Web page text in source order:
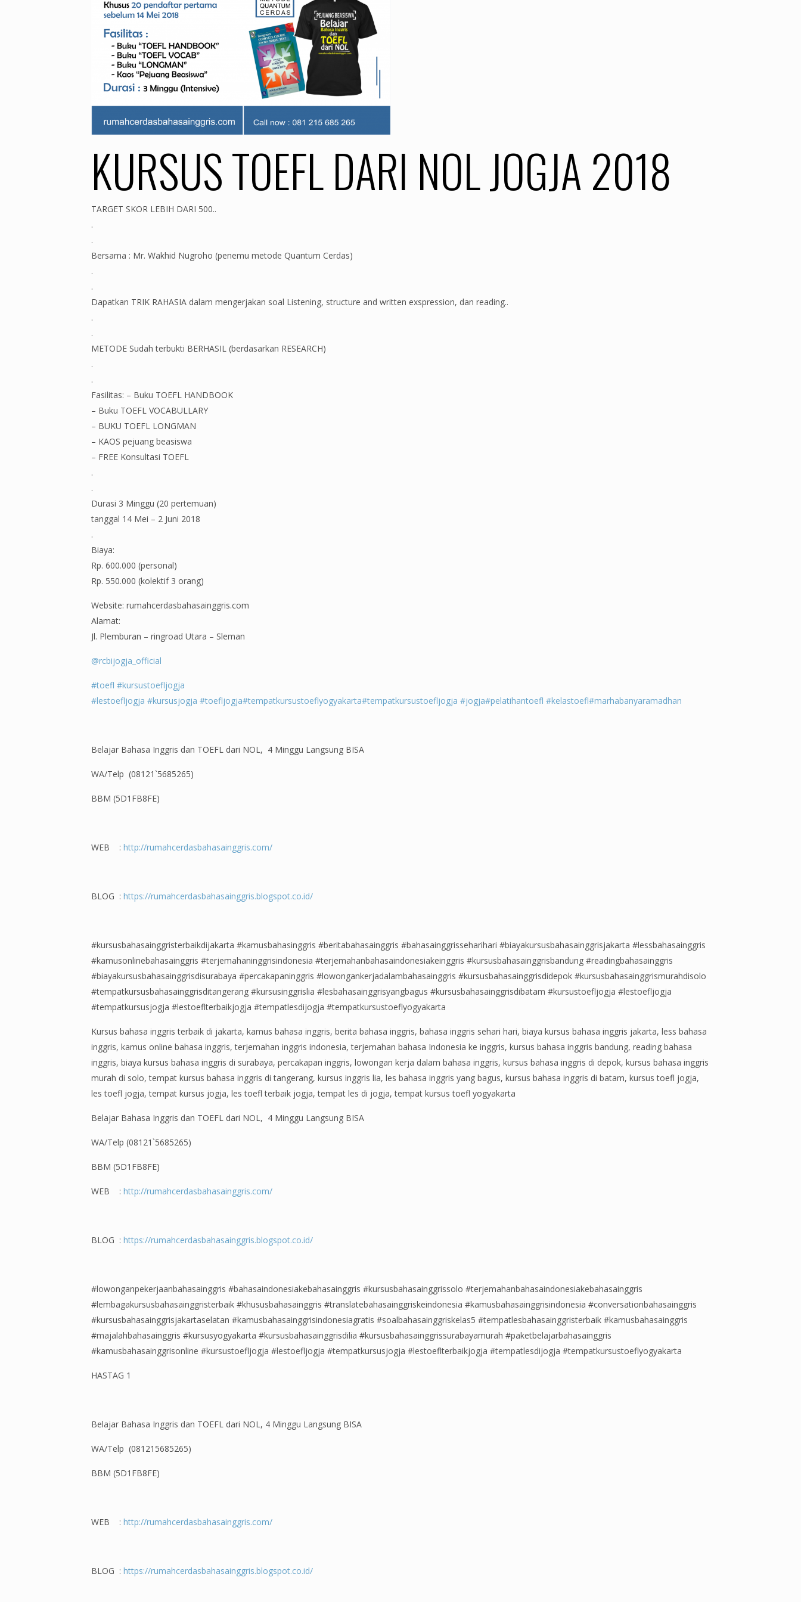
KURSUS TOEFL DARI NOL JOGJA 2018
TARGET SKOR LEBIH DARI 500..
.
.
Bersama : Mr. Wakhid Nugroho (penemu metode Quantum Cerdas)
.
.
Dapatkan TRIK RAHASIA dalam mengerjakan soal Listening, structure and written exspression, dan reading..
.
.
METODE Sudah terbukti BERHASIL (berdasarkan RESEARCH)
.
.
Fasilitas: – Buku TOEFL HANDBOOK
– Buku TOEFL VOCABULLARY
– BUKU TOEFL LONGMAN
– KAOS pejuang beasiswa
– FREE Konsultasi TOEFL
.
.
Durasi 3 Minggu (20 pertemuan)
tanggal 14 Mei – 2 Juni 2018
.
Biaya:
Rp. 600.000 (personal)
Rp. 550.000 (kolektif 3 orang)
Website: rumahcerdasbahasainggris.com
Alamat:
Jl. Plemburan – ringroad Utara – Sleman
@rcbijogja_official
#toefl #kursustoefljogja
#lestoefljogja #kursusjogja #toefljogja#tempatkursustoeflyogyakarta#tempatkursustoefljogja #jogja#pelatihantoefl #kelastoefl#marhabanyaramadhan
Belajar Bahasa Inggris dan TOEFL dari NOL, 4 Minggu Langsung BISA
WA/Telp (08121`5685265)
BBM (5D1FB8FE)
WEB : http://rumahcerdasbahasainggris.com/
BLOG : https://rumahcerdasbahasainggris.blogspot.co.id/
#kursusbahasainggristerbaikdijakarta #kamusbahasinggris #beritabahasainggris #bahasainggrisseharihari #biayakursusbahasainggrisjakarta #lessbahasainggris
#kamusonlinebahasainggris #terjemahaninggrisindonesia #terjemahanbahasaindonesiakeinggris #kursusbahasainggrisbandung #readingbahasainggris
#biayakursusbahasainggrisdisurabaya #percakapaninggris #lowongankerjadalambahasainggris #kursusbahasainggrisdidepok #kursusbahasainggrismurahdisolo
#tempatkursusbahasainggrisditangerang #kursusinggrislia #lesbahasainggrisyangbagus #kursusbahasainggrisdibatam #kursustoefljogja #lestoefljogja
#tempatkursusjogja #lestoeflterbaikjogja #tempatlesdijogja #tempatkursustoeflyogyakarta
Kursus bahasa inggris terbaik di jakarta, kamus bahasa inggris, berita bahasa inggris, bahasa inggris sehari hari, biaya kursus bahasa inggris jakarta, less bahasa
inggris, kamus online bahasa inggris, terjemahan inggris indonesia, terjemahan bahasa Indonesia ke inggris, kursus bahasa inggris bandung, reading bahasa
inggris, biaya kursus bahasa inggris di surabaya, percakapan inggris, lowongan kerja dalam bahasa inggris, kursus bahasa inggris di depok, kursus bahasa inggris
murah di solo, tempat kursus bahasa inggris di tangerang, kursus inggris lia, les bahasa inggris yang bagus, kursus bahasa inggris di batam, kursus toefl jogja,
les toefl jogja, tempat kursus jogja, les toefl terbaik jogja, tempat les di jogja, tempat kursus toefl yogyakarta
Belajar Bahasa Inggris dan TOEFL dari NOL, 4 Minggu Langsung BISA
WA/Telp (08121`5685265)
BBM (5D1FB8FE)
WEB : http://rumahcerdasbahasainggris.com/
BLOG : https://rumahcerdasbahasainggris.blogspot.co.id/
#lowonganpekerjaanbahasainggris #bahasaindonesiakebahasainggris #kursusbahasainggrissolo #terjemahanbahasaindonesiakebahasainggris
#lembagakursusbahasainggristerbaik #khususbahasainggris #translatebahasainggriskeindonesia #kamusbahasainggrisindonesia #conversationbahasainggris
#kursusbahasainggrisjakartaselatan #kamusbahasainggrisindonesiagratis #soalbahasainggriskelas5 #tempatlesbahasainggristerbaik #kamusbahasainggris
#majalahbahasainggris #kursusyogyakarta #kursusbahasainggrisdilia #kursusbahasainggrissurabayamurah #paketbelajarbahasainggris
#kamusbahasainggrisonline #kursustoefljogja #lestoefljogja #tempatkursusjogja #lestoeflterbaikjogja #tempatlesdijogja #tempatkursustoeflyogyakarta
HASTAG 1
Belajar Bahasa Inggris dan TOEFL dari NOL, 4 Minggu Langsung BISA
WA/Telp (081215685265)
BBM (5D1FB8FE)
WEB : http://rumahcerdasbahasainggris.com/
BLOG : https://rumahcerdasbahasainggris.blogspot.co.id/